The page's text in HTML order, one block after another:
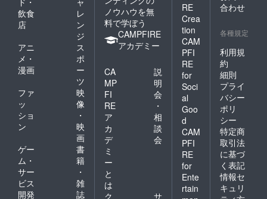
飲食
店
レ
ン
ジ
アニ
メ・
漫画
ス
ポ
ー
ツ
ファ
ッ
ショ
ン
映
像
・
映
画
ゲー
ム・
サー
ビス
開発
書
籍
・
雑
誌
ノウハウを無
料で学ぼう
CAMPFIRE
アカデミー
CA
MP
FI
RE
ア
カ
デ
ミ
ー
と
は
説
明
会
・
相
談
会
ク
サ
RE
Crea
tion
CAM
PFI
RE
for
Soci
al
Goo
d
CAM
PFI
RE
for
Ente
rtain
合わせ
各種規定
利用規
約
細則
プライ
バシー
ポリ
シー
特定商
取引法
に基づ
く表記
情報セ
キュリ